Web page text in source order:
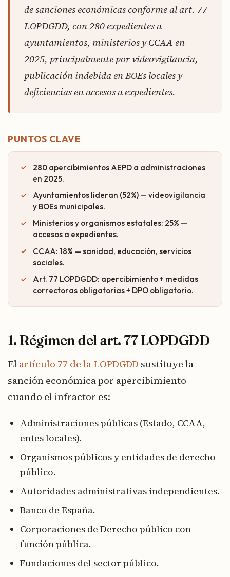
de sanciones económicas conforme al art. 77
LOPDGDD, con 280 expedientes a
ayuntamientos, ministerios y CCAA en
2025, principalmente por videovigilancia,
publicación indebida en BOEs locales y
deficiencias en accesos a expedientes.
PUNTOS CLAVE
280 apercibimientos AEPD a administraciones
en 2025.
Ayuntamientos lideran (52%) — videovigilancia
y BOEs municipales.
Ministerios y organismos estatales: 25% —
accesos a expedientes.
CCAA: 18% — sanidad, educación, servicios
sociales.
Art. 77 LOPDGDD: apercibimiento + medidas
correctoras obligatorias + DPO obligatorio.
1. Régimen del art. 77 LOPDGDD
El artículo 77 de la LOPDGDD sustituye la
sanción económica por apercibimiento
cuando el infractor es:
Administraciones públicas (Estado, CCAA,
entes locales).
Organismos públicos y entidades de derecho
público.
Autoridades administrativas independientes.
Banco de España.
Corporaciones de Derecho público con
función pública.
Fundaciones del sector público.